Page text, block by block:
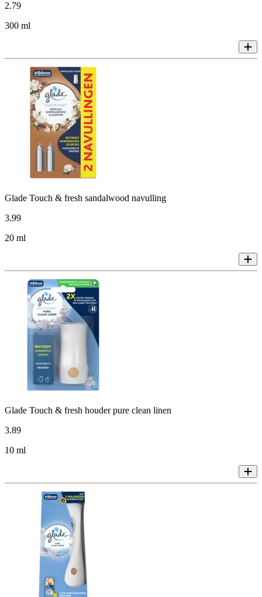
2.79
300 ml
Glade Touch & fresh sandalwood navulling
3.99
20 ml
Glade Touch & fresh houder pure clean linen
3.89
10 ml